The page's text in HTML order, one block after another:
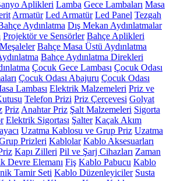
Aplikleri Lamba Gece Lambaları Masa
Armatür Led Armatür Led Panel Tezgah
Aydınlatma Dış Mekan Aydınlatmalar
Projektör ve Sensörler Bahçe Aplikleri
Bahçe Masa Üstü Aydınlatma
Bahçe Aydınlatma Direkleri
Çocuk Gece Lambası Çocuk Odası
Çocuk Odası Abajuru Çocuk Odası
Lambası Elektrik Malzemeleri Priz ve
Telefon Prizi Priz Çerçevesi Golyat
Priz Anahtar Priz Şalt Malzemeleri Sigorta
Elektrik Sigortası Şalter Kaçak Akım
Uzatma Kablosu ve Grup Priz Uzatma
Prizleri Kablolar Kablo Aksesuarları
Kapı Zilleri Pil ve Şarj Cihazları Zaman
Devre Elemanı Fiş Kablo Pabucu Kablo
Tamir Seti Kablo Düzenleyiciler Susta